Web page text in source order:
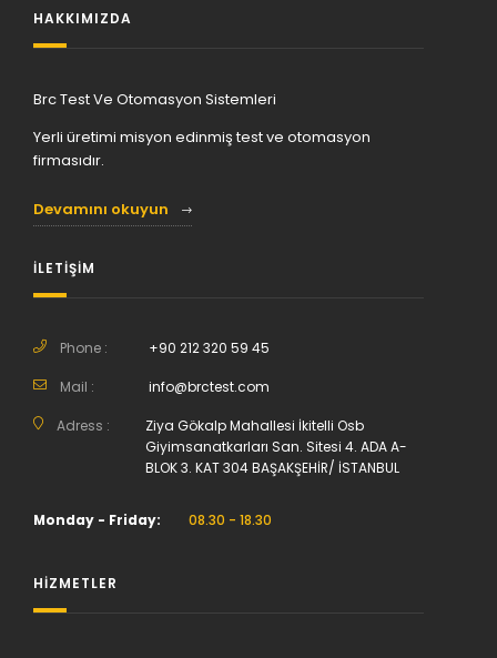
HAKKIMIZDA
Brc Test Ve Otomasyon Sistemleri
Yerli üretimi misyon edinmiş test ve otomasyon
firmasıdır.
Devamını okuyun
İLETİŞİM
Phone : +90 212 320 59 45
Mail : info@brctest.com
Adress :
Ziya Gökalp Mahallesi İkitelli Osb
Giyimsanatkarları San. Sitesi 4. ADA A-
BLOK 3. KAT 304 BAŞAKŞEHİR/ İSTANBUL
Monday - Friday: 08.30 - 18.30
HİZMETLER